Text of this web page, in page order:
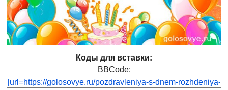
Коды для вставки:
BBCode: